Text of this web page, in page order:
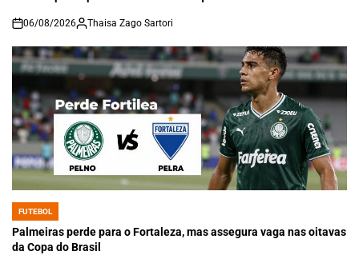
on
06/08/2026 Thaisa Zago Sartori
POSTED
IN
FUTEBOL
Palmeiras perde para o Fortaleza, mas assegura vaga nas oitavas
da Copa do Brasil